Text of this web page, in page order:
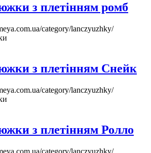
з плетінням ромб
category/lanczyuzhky/
з плетінням Снейк
category/lanczyuzhky/
з плетінням Ролло
category/lanczyuzhky/